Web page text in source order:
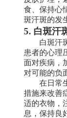
食、保持心
斑汗斑的发
5. 白斑汗
白斑汗斑
患者的心理
面对疾病，
对可能的负
在日常生
措施来改善
适的衣物，
息，保持良